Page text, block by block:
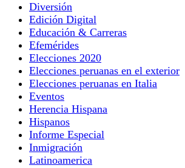
Diversión
Edición Digital
Educación & Carreras
Efemérides
Elecciones 2020
Elecciones peruanas en el exterior
Elecciones peruanas en Italia
Eventos
Herencia Hispana
Hispanos
Informe Especial
Inmigración
Latinoamerica